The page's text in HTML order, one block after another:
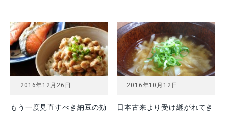
2016年12月26日
もう一度見直すべき納豆の効
2016年10月12日
日本古来より受け継がれてき